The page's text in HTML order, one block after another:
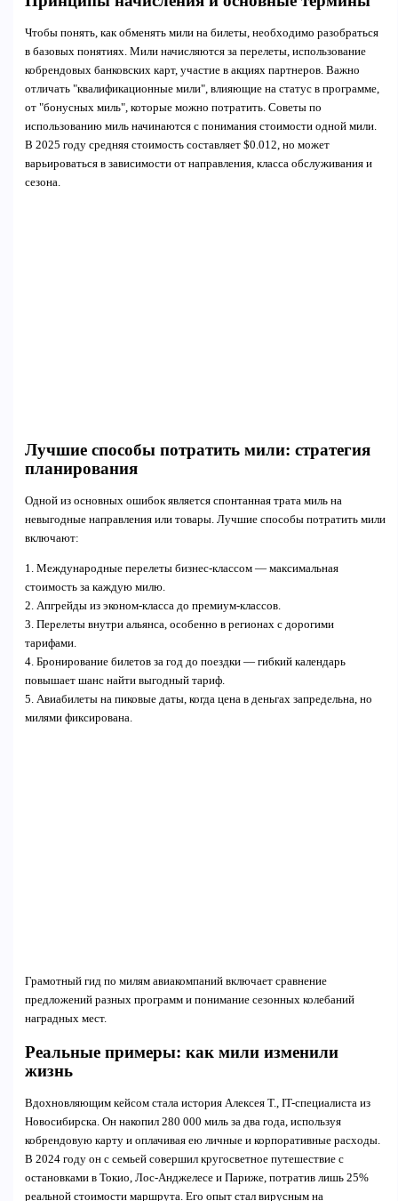
Чтобы понять, как обменять мили на билеты, необходимо разобраться
в базовых понятиях. Мили начисляются за перелеты, использование
кобрендовых банковских карт, участие в акциях партнеров. Важно
отличать "квалификационные мили", влияющие на статус в программе,
от "бонусных миль", которые можно потратить. Советы по
использованию миль начинаются с понимания стоимости одной мили.
В 2025 году средняя стоимость составляет $0.012, но может
варьироваться в зависимости от направления, класса обслуживания и
сезона.
Лучшие способы потратить мили: стратегия
планирования
Одной из основных ошибок является спонтанная трата миль на
невыгодные направления или товары. Лучшие способы потратить мили
включают:
1. Международные перелеты бизнес-классом — максимальная
стоимость за каждую милю.
2. Апгрейды из эконом-класса до премиум-классов.
3. Перелеты внутри альянса, особенно в регионах с дорогими
тарифами.
4. Бронирование билетов за год до поездки — гибкий календарь
повышает шанс найти выгодный тариф.
5. Авиабилеты на пиковые даты, когда цена в деньгах запредельна, но
милями фиксирована.
Грамотный гид по милям авиакомпаний включает сравнение
предложений разных программ и понимание сезонных колебаний
наградных мест.
Реальные примеры: как мили изменили
жизнь
Вдохновляющим кейсом стала история Алексея Т., IT-специалиста из
Новосибирска. Он накопил 280 000 миль за два года, используя
кобрендовую карту и оплачивая ею личные и корпоративные расходы.
В 2024 году он с семьей совершил кругосветное путешествие с
остановками в Токио, Лос-Анджелесе и Париже, потратив лишь 25%
реальной стоимости маршрута. Его опыт стал вирусным на